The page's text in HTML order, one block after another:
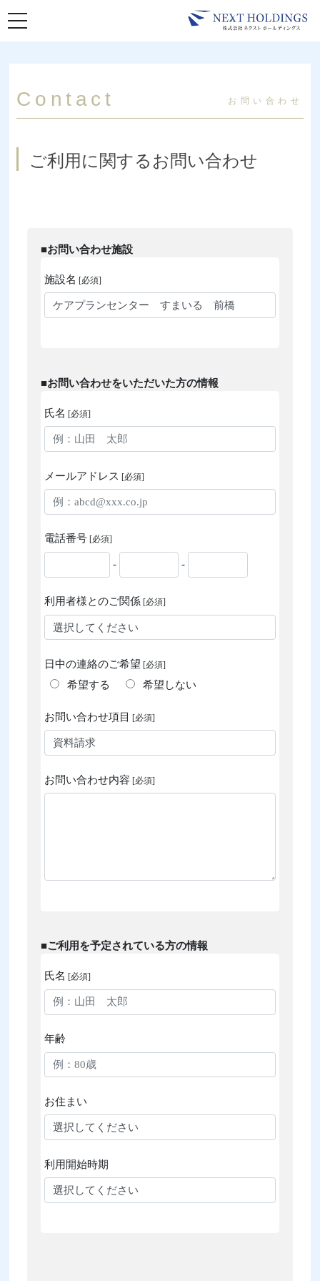
toggle navigation
Contact お問い合わせ
ご利用に関するお問い合わせ
■お問い合わせ施設
施設名 [必須]
■お問い合わせをいただいた方の情報
氏名 [必須]
メールアドレス [必須]
電話番号 [必須]
- -
利用者様とのご関係 [必須]
日中の連絡のご希望 [必須]
希望する 希望しない
お問い合わせ項目 [必須]
お問い合わせ内容 [必須]
■ご利用を予定されている方の情報
氏名 [必須]
年齢
お住まい
利用開始時期